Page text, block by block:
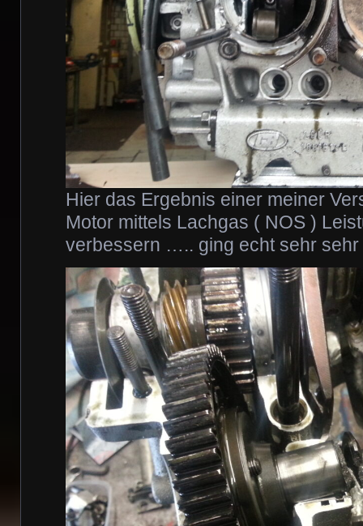
Hier das Ergebnis einer meiner
Motor mittels Lachgas ( NOS )
verbessern ….. ging echt sehr sehr